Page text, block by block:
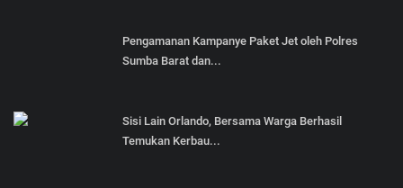
Pengamanan Kampanye Paket Jet oleh Polres
Sumba Barat dan...
Sisi Lain Orlando, Bersama Warga Berhasil
Temukan Kerbau...